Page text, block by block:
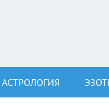
АСТРОЛОГИЯ